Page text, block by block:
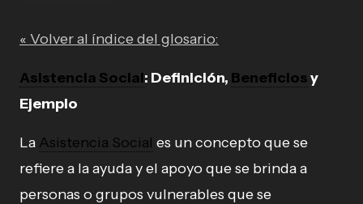
« Volver al índice del glosario:
Asistencia Social: Definición, Beneficiosy
Ejemplo
La Asistencia Social es un concepto que se
refiere a la ayuda y el apoyo que se brinda a
personas o grupos vulnerables que se